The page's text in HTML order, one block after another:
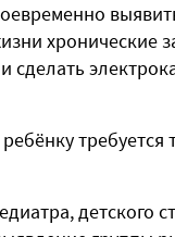
хронические
сделать
детского